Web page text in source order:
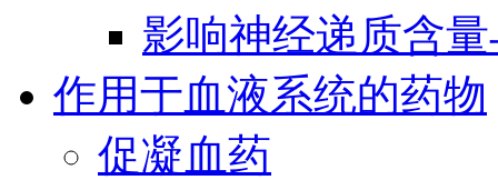
影响神经递质含
作用于血液系统的药物
促凝血药